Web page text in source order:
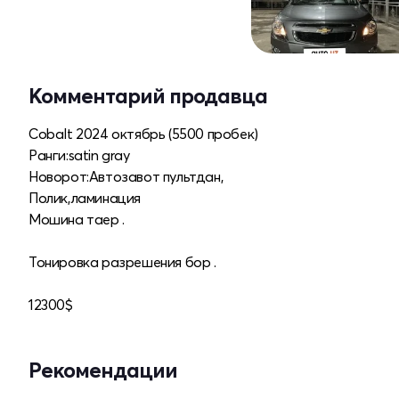
Комментарий продавца
Cobalt 2024 октябрь (5500 пробек)
Ранги:satin gray
Новорот:Автозавот пультдан,
Полик,ламинация
Мошина таер .
Тонировка разрешения бор .
12300$
Рекомендации